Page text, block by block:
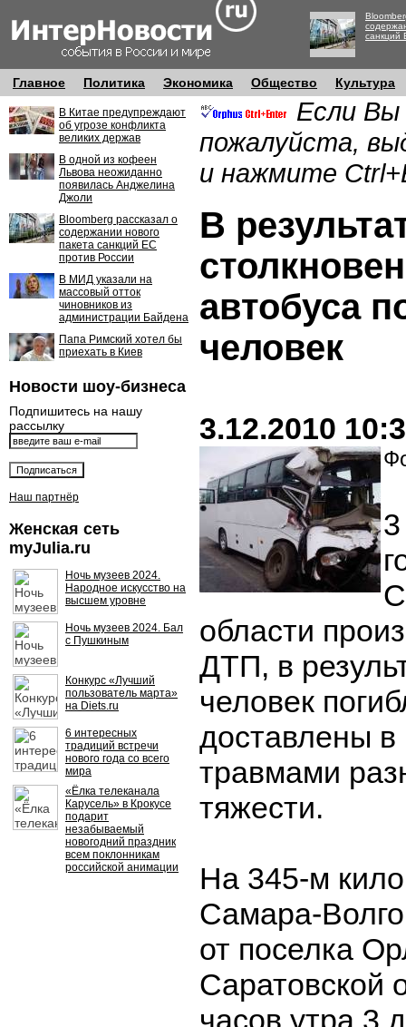
санкций
Главное Политика Экономика Общество Культура
В Китае предупреждают
об угрозе конфликта
великих держав
В одной из кофеен
Львова неожиданно
появилась Анджелина
Джоли
Bloomberg рассказал о
содержании нового
пакета санкций ЕС
против России
В МИД указали на
массовый отток
чиновников из
администрации Байдена
Папа Римский хотел бы
приехать в Киев
Новости шоу-бизнеса
Подпишитесь на нашу
рассылку
Наш партнёр
Женская сеть
myJulia.ru
Ночь музеев 2024.
Народное искусство на
высшем уровне
Ночь музеев 2024. Бал
с Пушкиным
Конкурс «Лучший
пользователь марта»
на Diets.ru
6 интересных
традиций встречи
нового года со всего
мира
«Ёлка телеканала
Карусель» в Крокусе
подарит
незабываемый
новогодний праздник
всем поклонникам
российской анимации
Если Вы
пожалуйста,
и нажмите
В
автобуса
человек
3.12.2010
области
ДТП, в
человек
доставлены
травмами
тяжести.
На 345-м
Самара-
от поселка
Саратовской
часов утра 3